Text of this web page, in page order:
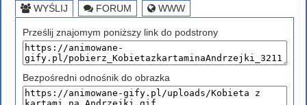
WYŚLIJ FORUM WWW
Prześlij znajomym poniższy link do podstrony
Bezpośredni odnośnik do obrazka